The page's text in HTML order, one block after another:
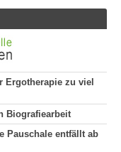
Ergotherapie zu viel
Biografiearbeit
Pauschale entfällt ab